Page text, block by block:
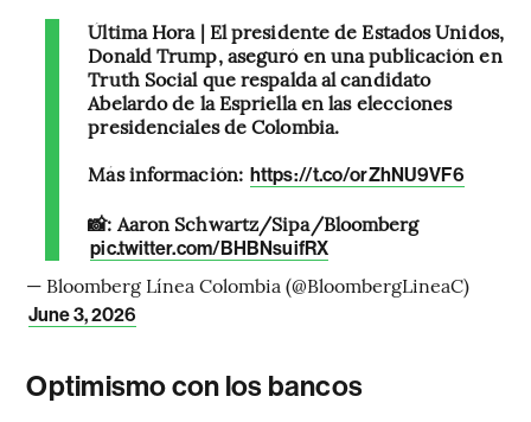
Última Hora | El presidente de Estados Unidos,
Donald Trump, aseguró en una publicación en
Truth Social que respalda al candidato
Abelardo de la Espriella en las elecciones
presidenciales de Colombia.
Más información: https://t.co/orZhNU9VF6
📸: Aaron Schwartz/Sipa/Bloomberg
pic.twitter.com/BHBNsuifRX
— Bloomberg Línea Colombia (@BloombergLineaC)
June 3, 2026
Optimismo con los bancos